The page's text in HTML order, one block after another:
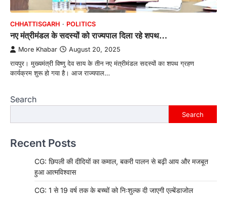
CHHATTISGARH POLITICS
नए मंत्रीमंडल के सदस्यों को राज्यपाल दिला रहे शपथ…
More Khabar August 20, 2025
रायपुर। मुख्यमंत्री विष्णु देव साय के तीन नए मंत्रीमंडल सदस्यों का शपथ ग्रहण
कार्यक्रम शुरू हो गया है। आज राज्यपाल…
Search
Search
Recent Posts
CG: छिपली की दीदियों का कमाल, बकरी पालन से बढ़ी आय और मजबूत
हुआ आत्मविश्वास
CG: 1 से 19 वर्ष तक के बच्चों को निःशुल्क दी जाएगी एल्बेंडाजोल